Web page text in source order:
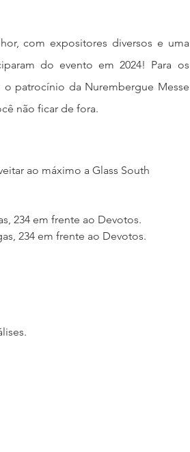
com expositores diversos e uma
do evento em 2024! Para os
patrocínio da Nurembergue Messe
não ficar de fora.
ao máximo a Glass South
234 em frente ao Devotos.
234 em frente ao Devotos.